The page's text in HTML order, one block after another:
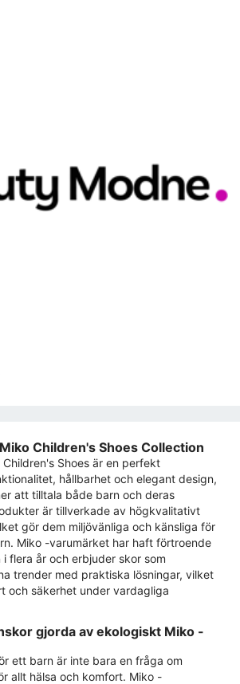
Children's Shoes Collection
Shoes är en perfekt
hållbarhet och elegant design,
att tilltala både barn och deras
är tillverkade av högkvalitativt
gör dem miljövänliga och känsliga för
Miko -varumärket har haft förtroende
flera år och erbjuder skor som
trender med praktiska lösningar, vilket
och säkerhet under vardagliga
gjorda av ekologiskt Miko -
ett barn är inte bara en fråga om
allt hälsa och komfort. Miko -